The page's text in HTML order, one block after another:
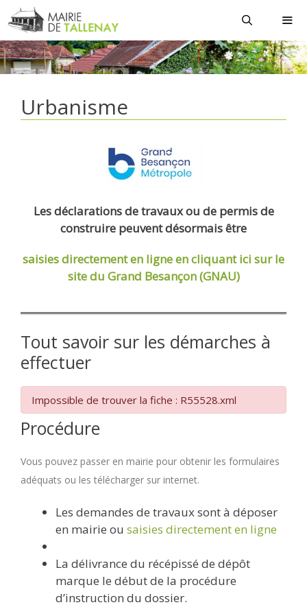
Aller
au
contenu
Urbanisme
Les déclarations de travaux ou de permis de
construire peuvent désormais être
saisies directement en ligneen cliquant ici sur le
site du Grand Besançon (GNAU)
Tout savoir sur les démarches à
effectuer
Impossible de trouver la fiche : R55528.xml
Procédure
Vous pouvez passer en mairie pour obtenir les formulaires
adéquats ou les télécharger sur internet.
Les demandes de travaux sont à déposer
en mairie ou saisies directement en ligne
La délivrance du récépissé de dépôt
marque le début de la procédure
d’instruction du dossier.